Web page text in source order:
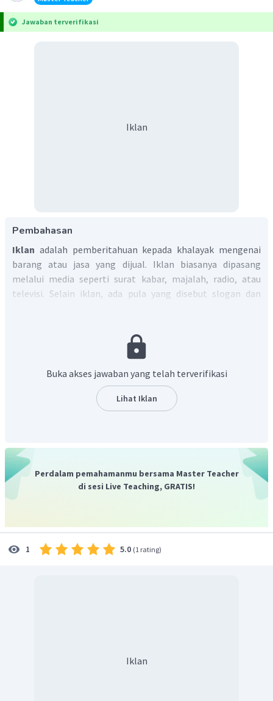
Jawaban terverifikasi
Iklan
Pembahasan
Iklan adalah pemberitahuan kepada khalayak mengenai
barang atau jasa yang dijual. Iklan biasanya dipasang
melalui media seperti surat kabar, majalah, radio, atau
televisi. Selain iklan, ada pula yang disebut slogan dan
yang digunakan dalam iklan dapat berupa slogan sehingga
masyarakat mudah mengingat iklan tersebut. Namun,
merupakan iklan yang dipasang dalam bentuk
plakat berukuran besar. Namun, tidak semua poster dapat
disebut iklan. Hal ini disebabkan iklan dapat dipublikasikan
tersurat.
Pada umumnya,
penulisan iklan, poster, dan slogan
ditulis dengan bahasa yang menarik.Hal itu bertujuan
agar masyarakat menjadi tertarik untuk melihat dan
dan slogan tersebut.
Dengan demikian, dapat disimpulkan bahwa salah satu
kaidah kebahasaan dalam iklan, poster, dan slogan
Buka akses jawaban yang telah terverifikasi
Lihat Iklan
Perdalam pemahamanmu bersama Master Teacher
di sesi Live Teaching, GRATIS!
1 5.0 (1 rating)
Iklan